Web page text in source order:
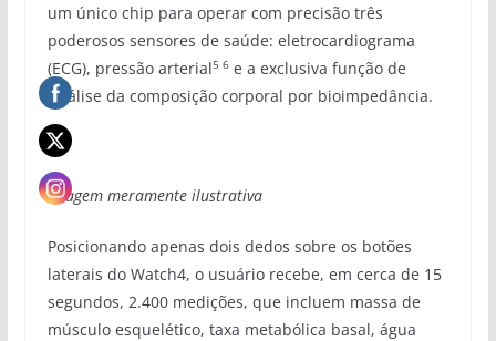
um único chip para operar com precisão três
poderosos sensores de saúde: eletrocardiograma
(ECG), pressão arterial5 6e a exclusiva função de
Análise da composição corporal por bioimpedância.
Imagem meramente ilustrativa
Posicionando apenas dois dedos sobre os botões
laterais do Watch4, o usuário recebe, em cerca de 15
segundos, 2.400 medições, que incluem massa de
músculo esquelético, taxa metabólica basal, água